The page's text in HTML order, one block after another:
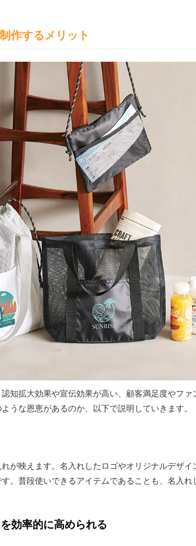
作するメリット
知拡大効果や宣伝効果が高い、顧客満足度やフ
うな恩恵があるのか、以下で説明していきます。
が映えます。名入れしたロゴやオリジナルデザ
。普段使いできるアイテムであることも、名入
効率的に高められる